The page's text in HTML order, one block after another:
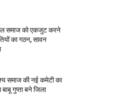
समाज को एकजुट करने
का गठन, सावन
समाज की नई कमेटी का
गुप्ता बने जिला